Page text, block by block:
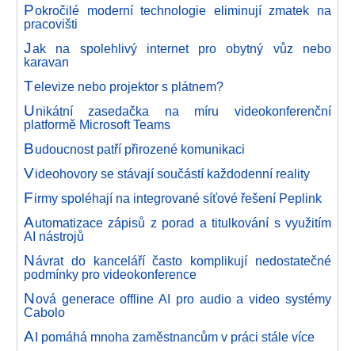
Pokročilé moderní technologie eliminují zmatek na
pracovišti
Jak na spolehlivý internet pro obytný vůz nebo
karavan
Televize nebo projektor s plátnem?
Unikátní zasedačka na míru videokonferenční
platformě Microsoft Teams
Budoucnost patří přirozené komunikaci
Videohovory se stávají součástí každodenní reality
Firmy spoléhají na integrované síťové řešení Peplink
Automatizace zápisů z porad a titulkování s využitím
AI nástrojů
Návrat do kanceláří často komplikují nedostatečné
podmínky pro videokonference
Nová generace offline AI pro audio a video systémy
Cabolo
AI pomáhá mnoha zaměstnancům v práci stále více